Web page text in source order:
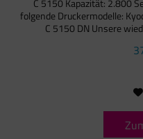
C 5150 Kapazität: 2.800
folgende Druckermodelle:
C 5150 DN Unsere